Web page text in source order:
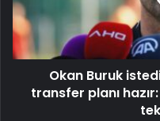
Okan Buruk
transfer planı